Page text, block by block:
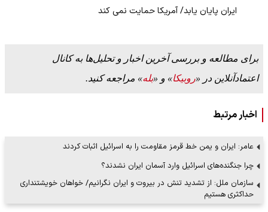
ایران پایان یابد/ آمریکا حمایت نمی کند
برای مطالعه و بررسی آخرین اخبار و تحلیل‌ها به کانال
اعتمادآنلاین در «روبیکا» و «بله» مراجعه کنید.
اخبار مرتبط
عامر: ایران و یمن خط قرمز مقاومت را به اسرائیل اثبات کردند
چرا جنگنده‌های اسرائیل وارد آسمان ایران نشدند؟
سازمان ملل: از تشدید تنش در بیروت و ایران نگرانیم/ خواهان خویشتنداری
حداکثری هستیم